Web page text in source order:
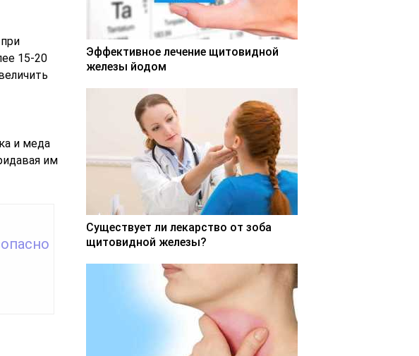
15-20
и меда
им
Эффективное лечение щитовидной
железы йодом
Существует ли лекарство от зоба
щитовидной железы?